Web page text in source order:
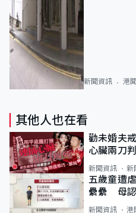
新聞資訊 港聞
其他人也在看
勸未婚夫
心臟兩刀
新聞資訊 新
五歲童遭
纍纍 母
類案最惡
新聞資訊 港